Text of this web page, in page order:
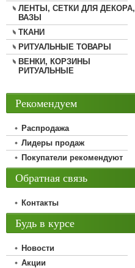
ЛЕНТЫ, СЕТКИ ДЛЯ ДЕКОРА,
ВАЗЫ
ТКАНИ
РИТУАЛЬНЫЕ ТОВАРЫ
ВЕНКИ, КОРЗИНЫ
РИТУАЛЬНЫЕ
Рекомендуем
Распродажа
Лидеры продаж
Покупатели рекомендуют
Обратная связь
Контакты
Будь в курсе
Новости
Акции